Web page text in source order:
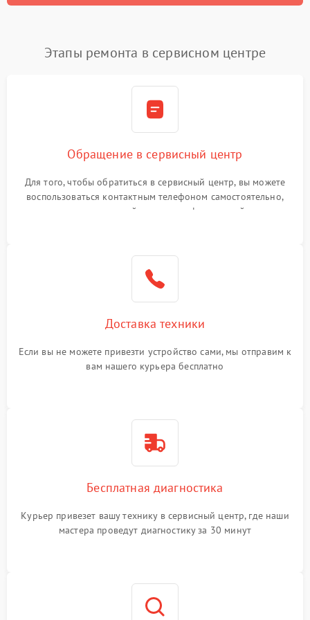
Этапы ремонта в сервисном центре
Обращение в сервисный центр
Для того, чтобы обратиться в сервисный центр, вы можете
воспользоваться контактным телефоном самостоятельно,
или оставить свой номер телефона на сайте
Доставка техники
Если вы не можете привезти устройство сами, мы отправим к
вам нашего курьера бесплатно
Бесплатная диагностика
Курьер привезет вашу технику в сервисный центр, где наши
мастера проведут диагностику за 30 минут